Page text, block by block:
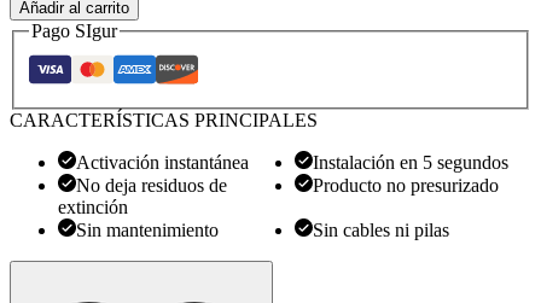
incendiu
aerosoli
Aeroo
Shield
AS01
cantidad
Añadir al carrito
Pago SIgur
CARACTERÍSTICAS PRINCIPALES
Activación instantánea
Instalación en 5 segundos
No deja residuos de
extinción
Producto no presurizado
Sin mantenimiento Sin cables ni pilas